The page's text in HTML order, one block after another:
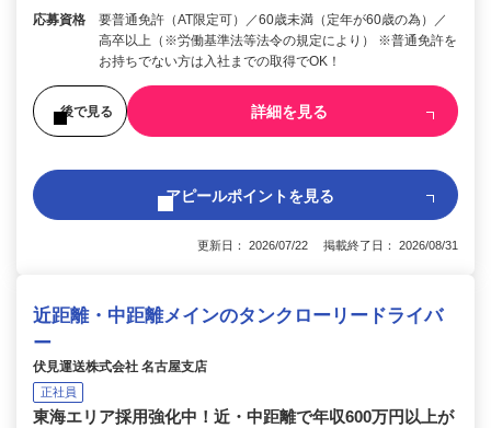
応募資格
要普通免許（AT限定可）／60歳未満（定年が60歳の為）／
高卒以上（※労働基準法等法令の規定により） ※普通免許を
お持ちでない方は入社までの取得でOK！
後で見る 詳細を見る
アピールポイントを見る
更新日： 2026/07/22 掲載終了日： 2026/08/31
近距離・中距離メインのタンクローリードライバ
ー
伏見運送株式会社 名古屋支店
正社員
東海エリア採用強化中！近・中距離で年収600万円以上が